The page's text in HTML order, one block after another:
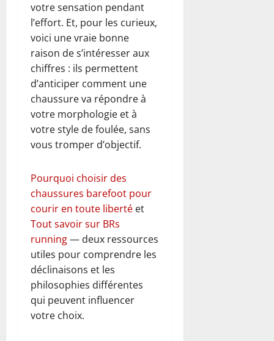
votre sensation pendant
l’effort. Et, pour les curieux,
voici une vraie bonne
raison de s’intéresser aux
chiffres : ils permettent
d’anticiper comment une
chaussure va répondre à
votre morphologie et à
votre style de foulée, sans
vous tromper d’objectif.
Pourquoi choisir des
chaussures barefoot pour
courir en toute liberté et
Tout savoir sur BRs
running— deux ressources
utiles pour comprendre les
déclinaisons et les
philosophies différentes
qui peuvent influencer
votre choix.